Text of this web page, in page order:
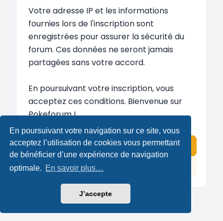
En poursuivant votre navigation sur ce site, vous
acceptez l’utilisation de cookies vous permettant
de bénéficier d’une expérience de navigation
optimale. En savoir plus…
J’accepte
Votre adresse IP et les informations
fournies lors de l'inscription sont
enregistrées pour assurer la sécurité du
forum. Ces données ne seront jamais
partagées sans votre accord.
En poursuivant votre inscription, vous
acceptez ces conditions. Bienvenue sur
Pokeforum !
J’accepte ces conditions
Je refuse ces conditions